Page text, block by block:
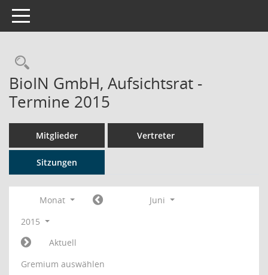
Toggle navigation
Rechercheauswahl
BioIN GmbH, Aufsichtsrat -
Termine 2015
Mitglieder Vertreter
Sitzungen
Monat
Juni
2015
Aktuell
Gremium auswählen